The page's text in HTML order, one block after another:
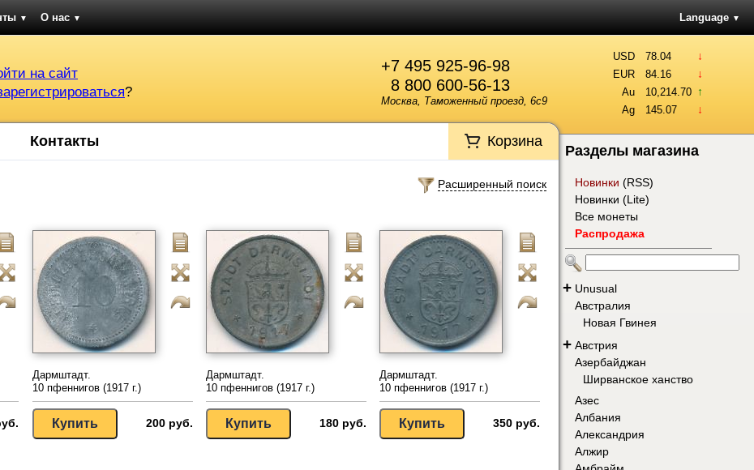
▼ О нас ▼ Language ▼
+7 495 925-96-98
8 800 600-56-13
Москва, Таможенный проезд, 6с9
на сайт
?
USD 78.04 ↓
EUR 84.16 ↓
Au 10,214.70 ↑
Ag 145.07 ↓
Контакты Корзина
Расширенный поиск
Дармштадт.
10 пфеннигов (1917 г.)
200 руб.
Дармштадт.
10 пфеннигов (1917 г.)
180 руб.
Дармштадт.
10 пфеннигов (1917 г.)
350 руб.
Разделы магазина
Новинки (RSS)
Новинки (Lite)
Все монеты
Распродажа
+ Unusual
Австралия
Новая Гвинея
+ Австрия
Азербайджан
Ширванское ханство
Азес
Албания
Александрия
Алжир